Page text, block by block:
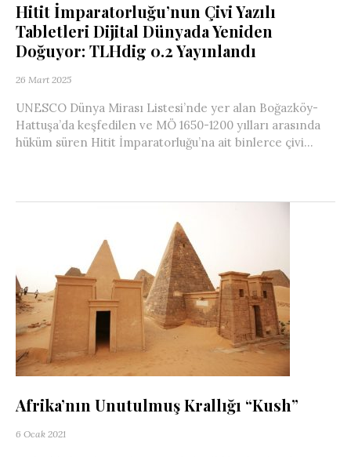
Hitit İmparatorluğu’nun Çivi Yazılı
Tabletleri Dijital Dünyada Yeniden
Doğuyor: TLHdig 0.2 Yayınlandı
26 Mart 2025
UNESCO Dünya Mirası Listesi’nde yer alan Boğazköy-
Hattuşa’da keşfedilen ve MÖ 1650-1200 yılları arasında
hüküm süren Hitit İmparatorluğu’na ait binlerce çivi...
Afrika’nın Unutulmuş Krallığı “Kush”
6 Ocak 2021